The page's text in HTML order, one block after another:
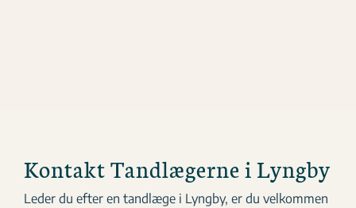
Kontakt Tandlægerne i Lyngby
Leder du efter en tandlæge i Lyngby, er du velkommen